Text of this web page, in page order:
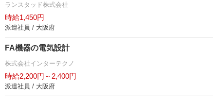
ランスタッド株式会社
時給1,450円
派遣社員 / 大阪府
FA機器の電気設計
株式会社インターテクノ
時給2,200円～2,400円
派遣社員 / 大阪府